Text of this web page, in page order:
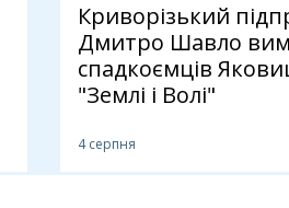
Криворізький
Дмитро Шавло
спадкоємців
"Землі і Волі"
4 серпня